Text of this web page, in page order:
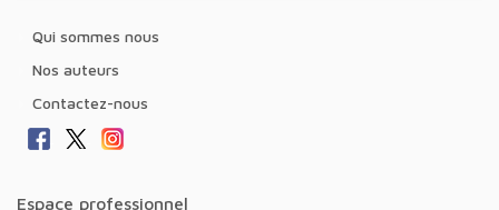
Qui sommes nous
Nos auteurs
Contactez-nous
Espace professionnel